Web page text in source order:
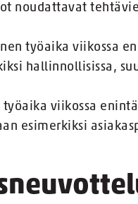
noudattavat
työaika viikossa
hallinnollisissa,
viikossa
esimerkiksi